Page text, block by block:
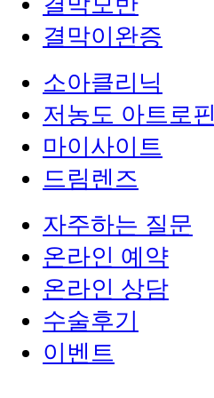
결막이완증
소아클리닉
저농도 아트로핀
마이사이트
드림렌즈
자주하는 질문
온라인 예약
온라인 상담
수술후기
이벤트